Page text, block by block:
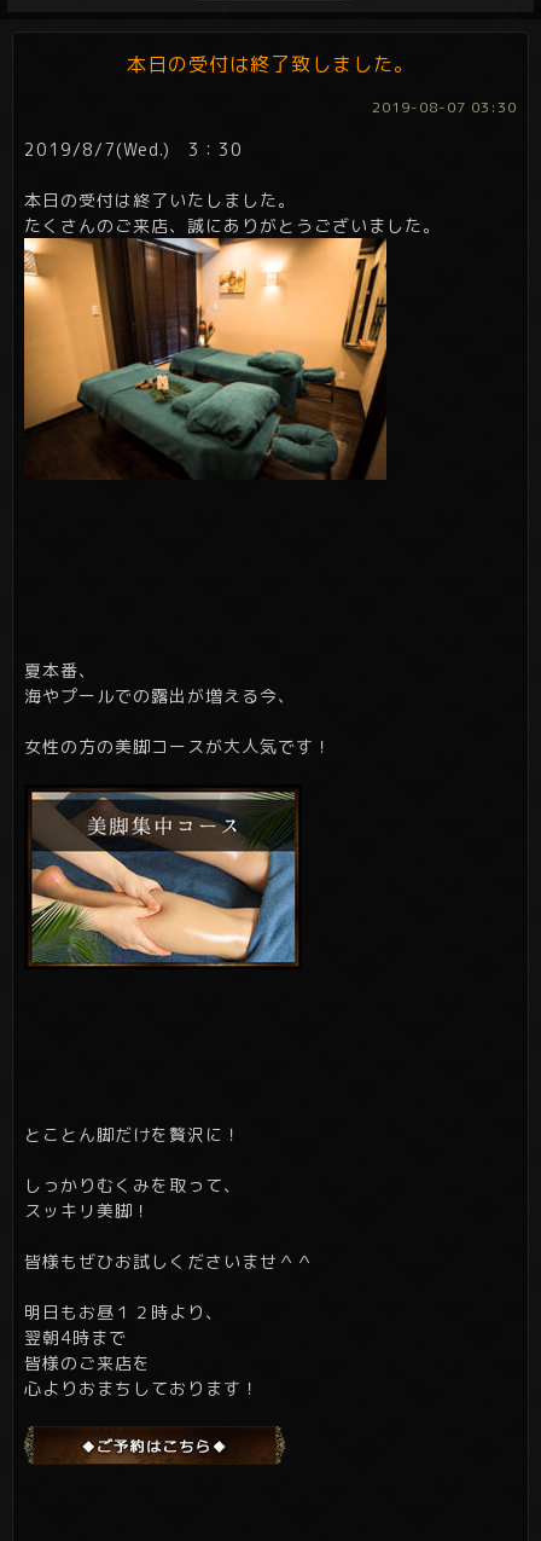
本日の受付は終了致しました。
2019-08-07 03:30
2019/8/7(Wed.) 3：30
本日の受付は終了いたしました。
たくさんのご来店、誠にありがとうございました。
夏本番、
海やプールでの露出が増える今、
女性の方の美脚コースが大人気です！
とことん脚だけを贅沢に！
しっかりむくみを取って、
スッキリ美脚！
皆様もぜひお試しくださいませ＾＾
明日もお昼１２時より、
翌朝4時まで
皆様のご来店を
心よりおまちしております！